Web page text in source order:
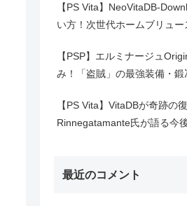
【PS Vita】NeoVitaDB-
い方！次世代ホームブリュー
【PSP】エルミナージュ
み！「盗賊」の最強装備・
【PS Vita】VitaDBが奇跡の
Rinnegatamante氏が語る今
最近のコメント